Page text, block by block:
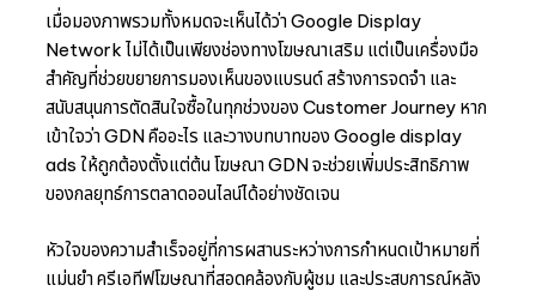
เมื่อมองภาพรวมทั้งหมดจะเห็นได้ว่า Google Display
Network ไม่ได้เป็นเพียงช่องทางโฆษณาเสริม แต่เป็นเครื่องมือ
สำคัญที่ช่วยขยายการมองเห็นของแบรนด์ สร้างการจดจำ และ
สนับสนุนการตัดสินใจซื้อในทุกช่วงของ Customer Journey หาก
เข้าใจว่า GDN คืออะไร และวางบทบาทของ Google display
ads ให้ถูกต้องตั้งแต่ต้น โฆษณา GDN จะช่วยเพิ่มประสิทธิภาพ
ของกลยุทธ์การตลาดออนไลน์ได้อย่างชัดเจน
หัวใจของความสำเร็จอยู่ที่การผสานระหว่างการกำหนดเป้าหมายที่
แม่นยำ ครีเอทีฟโฆษณาที่สอดคล้องกับผู้ชม และประสบการณ์หลัง